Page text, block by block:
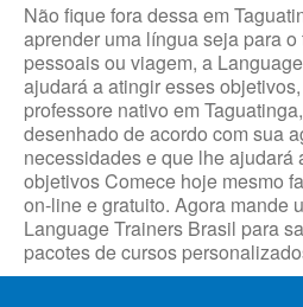
Não fique fora dessa em
aprender uma língua seja para
pessoais ou viagem, a
ajudará a atingir esses
professore nativo em
desenhado de acordo com sua
necessidades e que lhe ajudará
objetivos Comece hoje mesmo
on-line e gratuito. Agora mande
Language Trainers Brasil para
pacotes de cursos